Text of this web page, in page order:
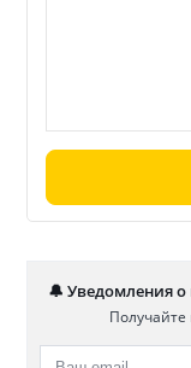
🔔 Уведомления
Получайте